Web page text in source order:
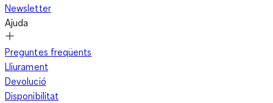
Newsletter
Ajuda
Preguntes freqüents
Lliurament
Devolució
Disponibilitat